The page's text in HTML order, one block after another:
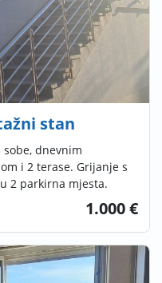
stan
dnevnim
i 2 terase. Grijanje s
2 parkirna mjesta.
1.000 €